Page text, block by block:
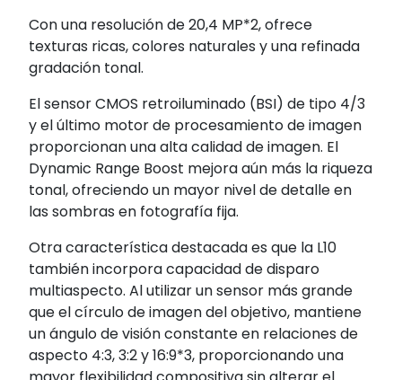
Con una resolución de 20,4 MP*2, ofrece
texturas ricas, colores naturales y una refinada
gradación tonal.
El sensor CMOS retroiluminado (BSI) de tipo 4/3
y el último motor de procesamiento de imagen
proporcionan una alta calidad de imagen. El
Dynamic Range Boost mejora aún más la riqueza
tonal, ofreciendo un mayor nivel de detalle en
las sombras en fotografía fija.
Otra característica destacada es que la L10
también incorpora capacidad de disparo
multiaspecto. Al utilizar un sensor más grande
que el círculo de imagen del objetivo, mantiene
un ángulo de visión constante en relaciones de
aspecto 4:3, 3:2 y 16:9*3, proporcionando una